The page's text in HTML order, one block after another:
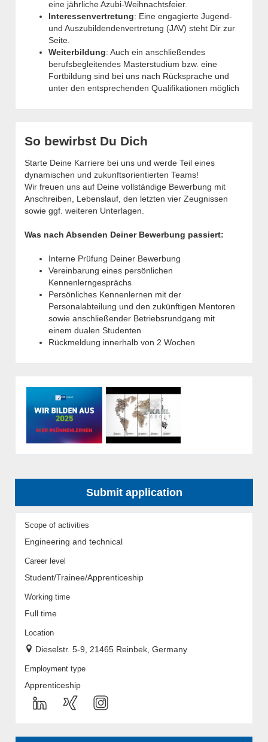
eine jährliche Azubi-Weihnachtsfeier.
Interessenvertretung: Eine engagierte Jugend-
und Auszubildendenvertretung (JAV) steht Dir zur
Seite.
Weiterbildung: Auch ein anschließendes
berufsbegleitendes Masterstudium bzw. eine
Fortbildung sind bei uns nach Rücksprache und
unter den entsprechenden Qualifikationen möglich
So bewirbst Du Dich
Starte Deine Karriere bei uns und werde Teil eines
dynamischen und zukunftsorientierten Teams!
Wir freuen uns auf Deine vollständige Bewerbung mit
Anschreiben, Lebenslauf, den letzten vier Zeugnissen
sowie ggf. weiteren Unterlagen.
Was nach Absenden Deiner Bewerbung passiert:
Interne Prüfung Deiner Bewerbung
Vereinbarung eines persönlichen
Kennenlerngesprächs
Persönliches Kennenlernen mit der
Personalabteilung und den zukünftigen Mentoren
sowie anschließender Betriebsrundgang mit
einem dualen Studenten
Rückmeldung innerhalb von 2 Wochen
Submit application
Scope of activities
Engineering and technical
Career level
Student/Trainee/Apprenticeship
Working time
Full time
Location
Dieselstr. 5-9, 21465 Reinbek, Germany
Employment type
Apprenticeship